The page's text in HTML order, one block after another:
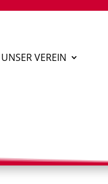
UNSER VEREIN